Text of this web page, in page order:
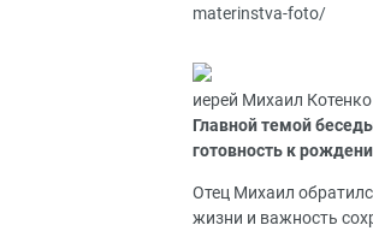
materinstva-foto/
иерей Михаил
Главной темой
готовность к
Отец Михаил
жизни и важность